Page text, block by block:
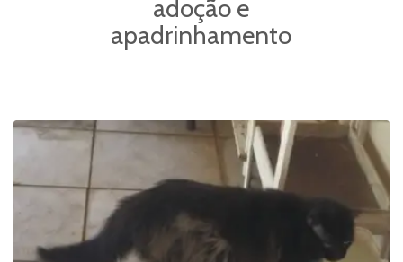
adoção e
apadrinhamento